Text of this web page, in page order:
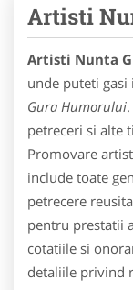
Artisti
Artisti Nunta
unde puteti
Gura Humorului
petreceri si alte
Promovare
include toate
petrecere
pentru prestatii
cotatiile si
detaliile privind